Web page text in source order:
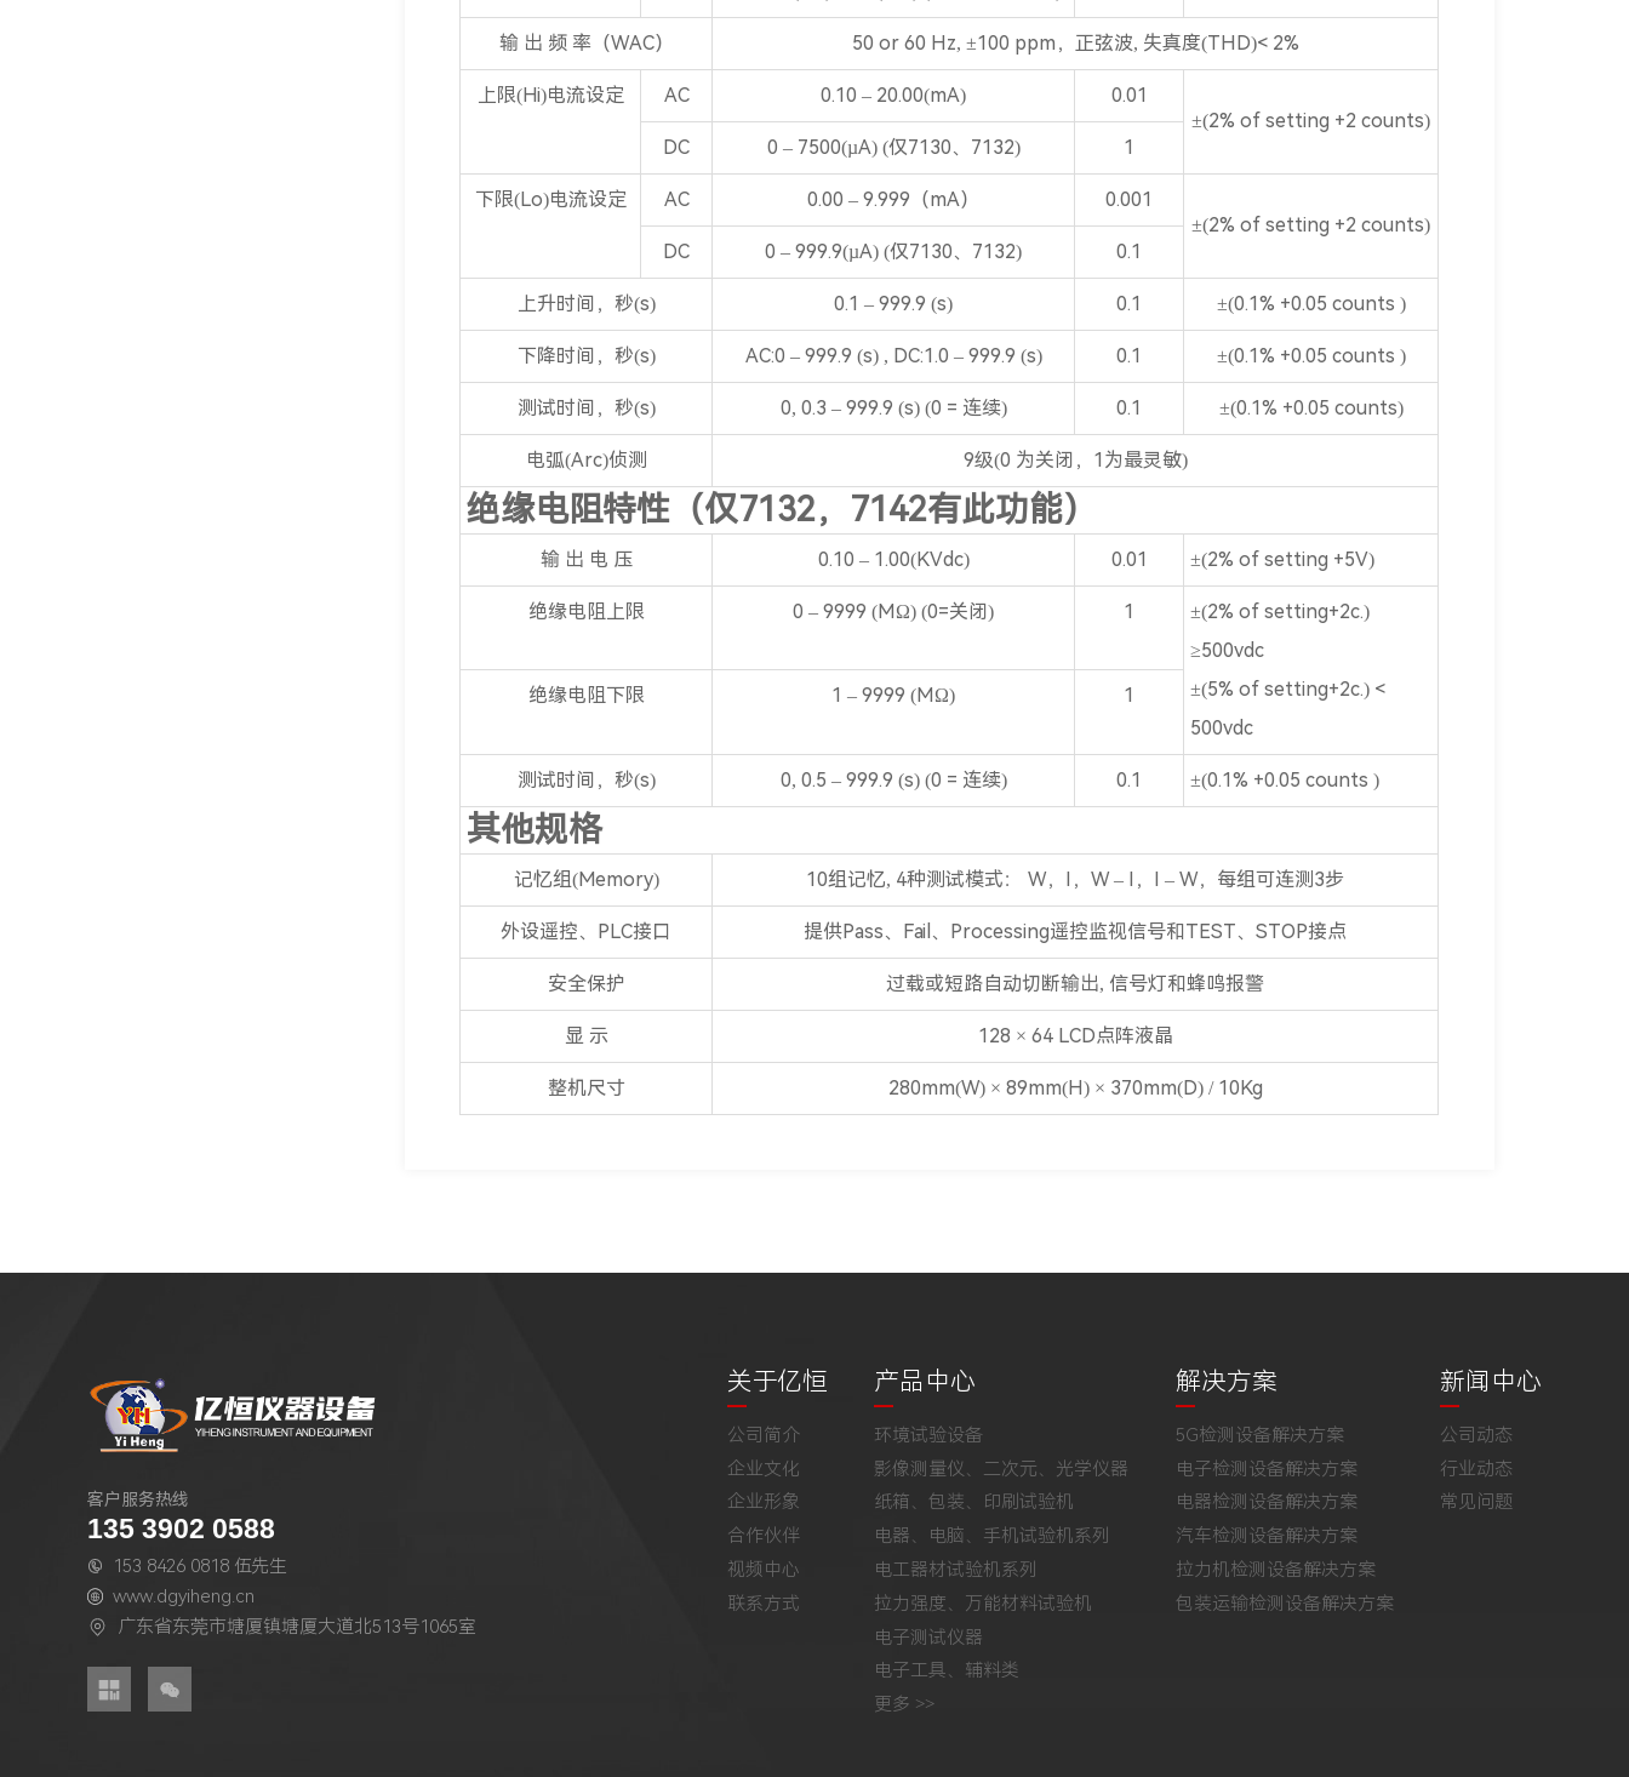
输 出 频 率（WAC） 50 or 60 Hz, ±100 ppm，正弦波, 失真度(THD)< 2%
上限(Hi)电流设定 AC 0.10 – 20.00(mA)
0.01
±(2% of setting +2 counts)
DC
0 – 7500(µA) (仅7130、7132) 1
下限(Lo)电流设定 AC 0.00 – 9.999（mA）
0.001
±(2% of setting +2 counts)
DC
0 – 999.9(µA) (仅7130、7132) 0.1
上升时间，秒(s) 0.1 – 999.9 (s) 0.1 ±(0.1% +0.05 counts )
下降时间，秒(s) AC:0 – 999.9 (s) , DC:1.0 – 999.9 (s) 0.1 ±(0.1% +0.05 counts )
测试时间，秒(s) 0, 0.3 – 999.9 (s) (0 = 连续) 0.1 ±(0.1% +0.05 counts)
电弧(Arc)侦测 9级(0 为关闭，1为最灵敏)
绝缘电阻特性（仅7132，7142有此功能）
输 出 电 压 0.10 – 1.00(KVdc) 0.01 ±(2% of setting +5V)
绝缘电阻上限 0 – 9999 (MΩ) (0=关闭) 1
±(2% of setting+2c.)
≥500vdc
±(5% of setting+2c.) <
500vdc
绝缘电阻下限 1 – 9999 (MΩ) 1
测试时间，秒(s) 0, 0.5 – 999.9 (s) (0 = 连续) 0.1 ±(0.1% +0.05 counts )
其他规格
记忆组(Memory) 10组记忆, 4种测试模式： W，I，W – I，I – W，每组可连测3步
外设遥控、PLC接口 提供Pass、Fail、Processing遥控监视信号和TEST、STOP接点
安全保护 过载或短路自动切断输出, 信号灯和蜂鸣报警
显 示 128 × 64 LCD点阵液晶
整机尺寸 280mm(W) × 89mm(H) × 370mm(D) / 10Kg
客户服务热线
135 3902 0588
 153 8426 0818 伍先生
 www.dgyiheng.cn
 广东省东莞市塘厦镇塘厦大道北513号1065室
 
关于亿恒
公司简介
企业文化
企业形象
合作伙伴
视频中心
联系方式
产品中心
环境试验设备
影像测量仪、二次元、光学仪器
纸箱、包装、印刷试验机
电器、电脑、手机试验机系列
电工器材试验机系列
拉力强度、万能材料试验机
电子测试仪器
电子工具、辅料类
更多 >>
解决方案
5G检测设备解决方案
电子检测设备解决方案
电器检测设备解决方案
汽车检测设备解决方案
拉力机检测设备解决方案
包装运输检测设备解决方案
新闻中心
公司动态
行业动态
常见问题